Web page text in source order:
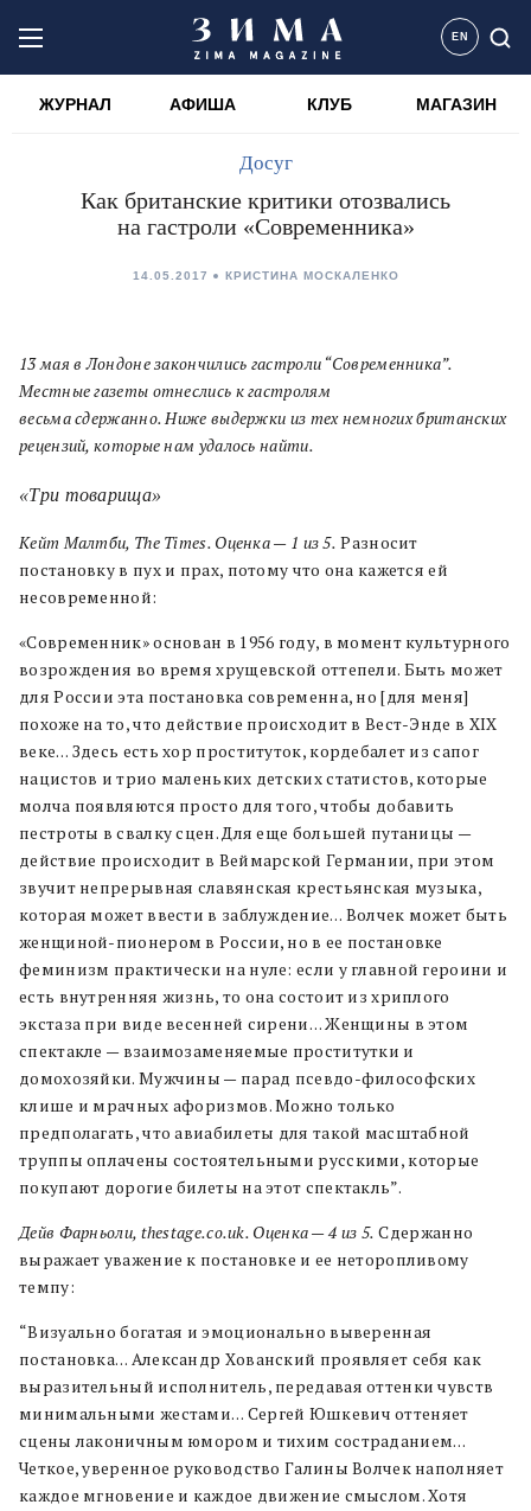
EN
ЖУРНАЛ АФИША КЛУБ МАГАЗИН
Досуг
Как британские критики отозвались
на гастроли «Современника»
14.05.2017 КРИСТИНА МОСКАЛЕНКО
13 мая в Лондоне закончились гастроли “Современника”.
Местные газеты отнеслись к гастролям
весьма сдержанно. Ниже выдержки из тех немногих британских
рецензий, которые нам удалось найти.
«Три товарища»
Кейт Малтби, The Times. Оценка — 1 из 5. Разносит
постановку в пух и прах, потому что она кажется ей
несовременной:
«Современник» основан в 1956 году, в момент культурного
возрождения во время хрущевской оттепели. Быть может
для России эта постановка современна, но [для меня]
похоже на то, что действие происходит в Вест-Энде в XIX
веке… Здесь есть хор проституток, кордебалет из сапог
нацистов и трио маленьких детских статистов, которые
молча появляются просто для того, чтобы добавить
пестроты в свалку сцен. Для еще большей путаницы —
действие происходит в Веймарской Германии, при этом
звучит непрерывная славянская крестьянская музыка,
которая может ввести в заблуждение… Волчек может быть
женщиной-пионером в России, но в ее постановке
феминизм практически на нуле: если у главной героини и
есть внутренняя жизнь, то она состоит из хриплого
экстаза при виде весенней сирени… Женщины в этом
спектакле — взаимозаменяемые проститутки и
домохозяйки. Мужчины — парад псевдо-философских
клише и мрачных афоризмов. Можно только
предполагать, что авиабилеты для такой масштабной
труппы оплачены состоятельными русскими, которые
покупают дорогие билеты на этот спектакль”.
Дейв Фарньоли, thestage.co.uk. Оценка — 4 из 5. Сдержанно
выражает уважение к постановке и ее неторопливому
темпу:
“Визуально богатая и эмоционально выверенная
постановка… Александр Хованский проявляет себя как
выразительный исполнитель, передавая оттенки чувств
минимальными жестами… Сергей Юшкевич оттеняет
сцены лаконичным юмором и тихим состраданием…
Четкое, уверенное руководство Галины Волчек наполняет
каждое мгновение и каждое движение смыслом. Хотя